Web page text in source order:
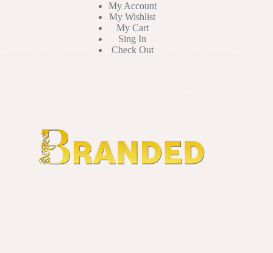
My Account
My Wishlist
My Cart
Sing In
Check Out